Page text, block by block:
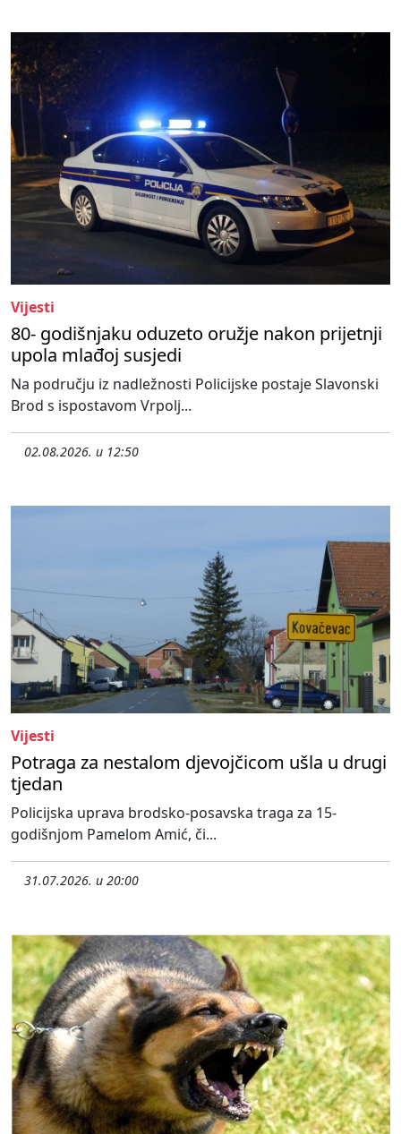
Vijesti
80- godišnjaku oduzeto oružje nakon prijetnji
upola mlađoj susjedi
Na području iz nadležnosti Policijske postaje Slavonski
Brod s ispostavom Vrpolj...
02.08.2026. u 12:50
Vijesti
Potraga za nestalom djevojčicom ušla u drugi
tjedan
Policijska uprava brodsko-posavska traga za 15-
godišnjom Pamelom Amić, či...
31.07.2026. u 20:00